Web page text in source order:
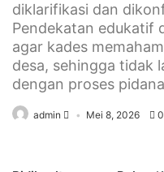
diklarifikasi dan
Pendekatan edukatif
agar kades
desa, sehingga tidak
dengan proses
admin Mei 8, 2026 0